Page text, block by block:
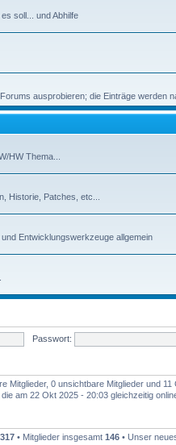
soll... und Abhilfe
ausprobieren; die Einträge werden
HW Thema...
Historie, Patches, etc...
Entwicklungswerkzeuge allgemein
Passwort:
Mitglieder, 0 unsichtbare Mitglieder und
am 22 Okt 2025 - 20:03 gleichzeitig
317 • Mitglieder insgesamt 146 • Unser